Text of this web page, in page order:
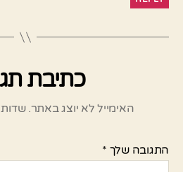
כתיבת
האימייל לא יוצג באתר.
התגובה שלך *